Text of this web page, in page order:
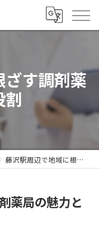
す調剤薬
割
藤沢駅周辺で地域に根ざす調剤薬局の魅力と役割
薬局の魅力と